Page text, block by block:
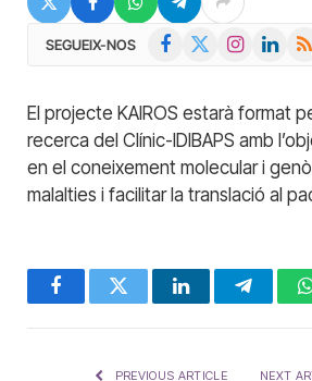
SEGUEIX-NOS Facebook InstagramLinkedIn
RSS
El projecte KAIROS estarà format
recerca del Clínic-IDIBAPS amb
en el coneixement molecular i
malalties i facilitar la translació al
FacebookTwitter LinkedIn
PREVIOUS ARTICLE NEXT